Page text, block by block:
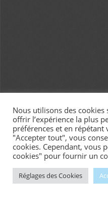
Nous utilisons des
offrir l’expérience la plus
préférences et en répétant
"Accepter tout", vous
cookies. Cependant, vous
cookies" pour fournir un
Réglages des Cookies